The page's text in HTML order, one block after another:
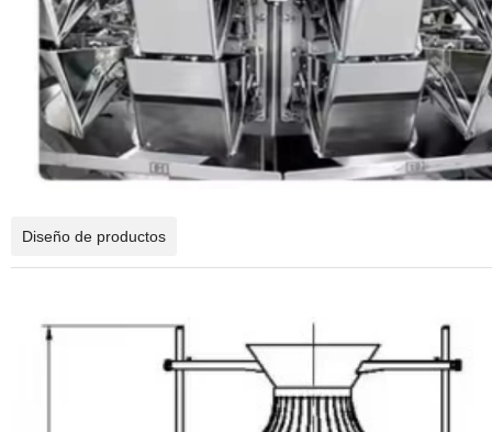
Diseño de productos